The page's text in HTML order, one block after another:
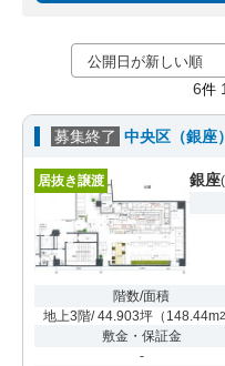
6件 1
募集終了 中央区（銀座
居抜き譲渡 銀座
階数/面積
地上3階/ 44.903坪 （ 148.44m2
敷金・保証金
-